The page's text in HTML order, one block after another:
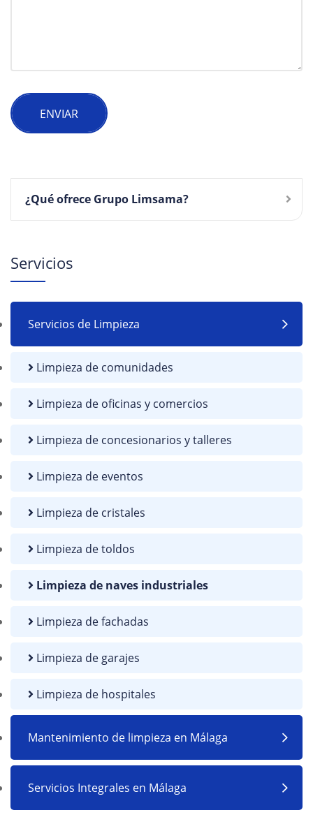
ENVIAR
¿Qué ofrece Grupo Limsama?
Servicios
Servicios de Limpieza
Limpieza de comunidades
Limpieza de oficinas y comercios
Limpieza de concesionarios y talleres
Limpieza de eventos
Limpieza de cristales
Limpieza de toldos
Limpieza de naves industriales
Limpieza de fachadas
Limpieza de garajes
Limpieza de hospitales
Mantenimiento de limpieza en Málaga
Servicios Integrales en Málaga